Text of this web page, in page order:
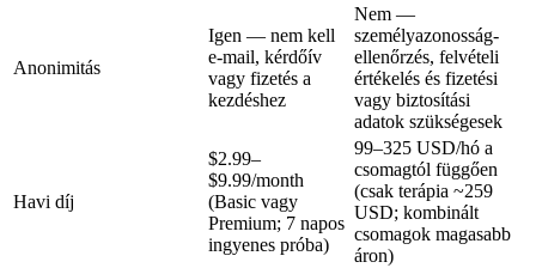
Anonimitás
Igen — nem kell
e-mail, kérdőív
vagy fizetés a
kezdéshez
Nem —
személyazonosság-
ellenőrzés, felvételi
értékelés és fizetési
vagy biztosítási
adatok szükségesek
Havi díj
$2.99–
$9.99/month
(Basic vagy
Premium; 7 napos
ingyenes próba)
99–325 USD/hó a
csomagtól függően
(csak terápia ~259
USD; kombinált
csomagok magasabb
áron)